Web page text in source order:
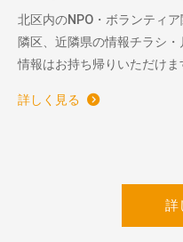
北区内のNPO・ボランティ
隣区、近隣県の情報チラシ
情報はお持ち帰りいただけま
詳しく見る
詳